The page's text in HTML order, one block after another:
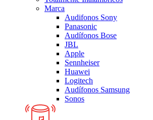
Marca
Audifonos Sony
Panasonic
Audífonos Bose
JBL
Apple
Sennheiser
Huawei
Logitech
Audífonos Samsung
Sonos